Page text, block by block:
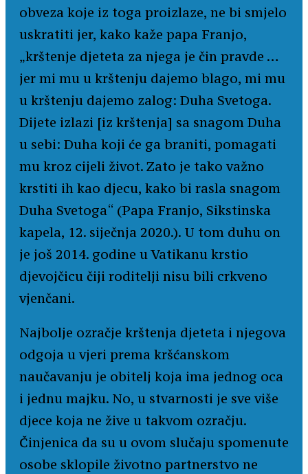
obveza koje iz toga proizlaze, ne bi smjelo
uskratiti jer, kako kaže papa Franjo,
„krštenje djeteta za njega je čin pravde …
jer mi mu u krštenju dajemo blago, mi mu
u krštenju dajemo zalog: Duha Svetoga.
Dijete izlazi [iz krštenja] sa snagom Duha
u sebi: Duha koji će ga braniti, pomagati
mu kroz cijeli život. Zato je tako važno
krstiti ih kao djecu, kako bi rasla snagom
Duha Svetoga“ (Papa Franjo, Sikstinska
kapela, 12. siječnja 2020.). U tom duhu on
je još 2014. godine u Vatikanu krstio
djevojčicu čiji roditelji nisu bili crkveno
vjenčani.
Najbolje ozračje krštenja djeteta i njegova
odgoja u vjeri prema kršćanskom
naučavanju je obitelj koja ima jednog oca
i jednu majku. No, u stvarnosti je sve više
djece koja ne žive u takvom ozračju.
Činjenica da su u ovom slučaju spomenute
osobe sklopile životno partnerstvo ne